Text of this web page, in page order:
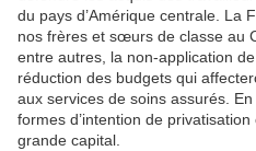
du pays d’Amérique centrale. La
nos frères et sœurs de classe au
entre autres, la non-application
réduction des budgets qui
aux services de soins assurés.
formes d’intention de
grande capital.